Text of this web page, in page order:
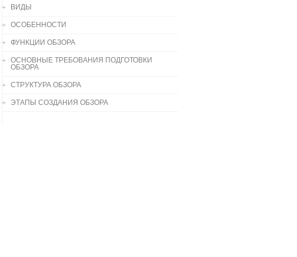
ВИДЫ
ОСОБЕННОСТИ
ФУНКЦИИ ОБЗОРА
ОСНОВНЫЕ ТРЕБОВАНИЯ ПОДГОТОВКИ
ОБЗОРА
СТРУКТУРА ОБЗОРА
ЭТАПЫ СОЗДАНИЯ ОБЗОРА